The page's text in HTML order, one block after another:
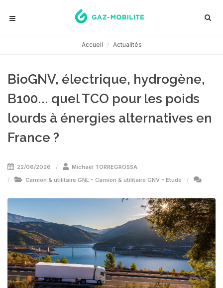
Accueil Actualités
BioGNV, électrique, hydrogène,
B100... quel TCO pour les poids
lourds à énergies alternatives en
France ?
22/06/2026
Michaël TORREGROSSA
Camion & utilitaire GNL - Camion & utilitaire GNV - Etude